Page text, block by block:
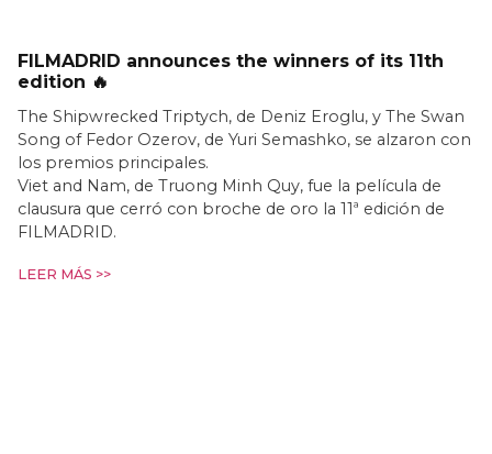
FILMADRID announces the winners of its 11th
edition 🔥
The Shipwrecked Triptych, de Deniz Eroglu, y The Swan
Song of Fedor Ozerov, de Yuri Semashko, se alzaron con
los premios principales.
Viet and Nam, de Truong Minh Quy, fue la película de
clausura que cerró con broche de oro la 11ª edición de
FILMADRID.
LEER MÁS >>